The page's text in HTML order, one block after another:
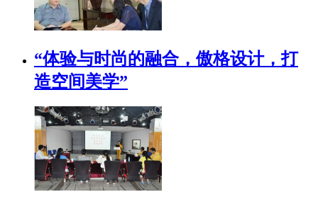
“体验与时尚的融合，傲格设计，打
造空间美学”